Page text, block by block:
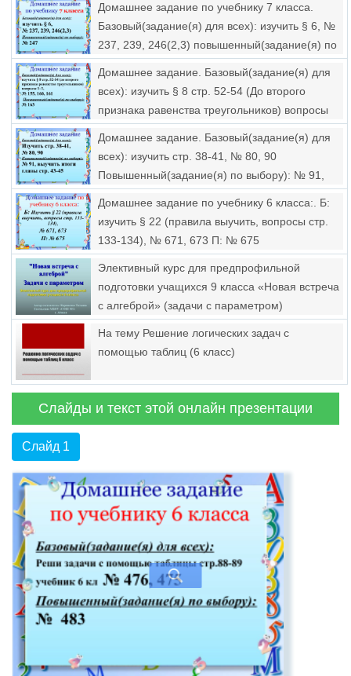
«неразумные числа» стр. 191
Домашнее задание по учебнику 7 класса.
Базовый(задание(я) для всех): изучить § 6, №
237, 239, 246(2,3) повышенный(задание(я) по
Домашнее задание. Базовый(задание(я) для
всех): изучить § 8 стр. 52-54 (До второго
признака равенства треугольников) вопросы
по выбору): № 163
Домашнее задание. Базовый(задание(я) для
всех): изучить стр. 38-41, № 80, 90
Повышенный(задание(я) по выбору): № 91,
Домашнее задание по учебнику 6 класса:. Б:
изучить § 22 (правила выучить, вопросы стр.
133-134), № 671, 673 П: № 675
Элективный курс для предпрофильной
подготовки учащихся 9 класса «Новая встреча
с алгеброй» (задачи с параметром)
На тему Решение логических задач с
помощью таблиц (6 класс)
Слайды и текст этой онлайн презентации
Слайд 1